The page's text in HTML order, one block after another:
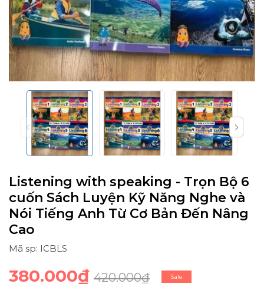
Listening with speaking - Trọn Bộ 6
cuốn Sách Luyện Kỹ Năng Nghe và
Nói Tiếng Anh Từ Cơ Bản Đến Nâng
Cao
Mã sp: ICBLS
380.000₫ 420.000₫ Sale